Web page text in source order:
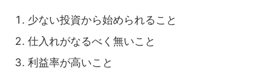
少ない投資から始められること
仕入れがなるべく無いこと
利益率が高いこと